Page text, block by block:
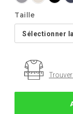
Taille